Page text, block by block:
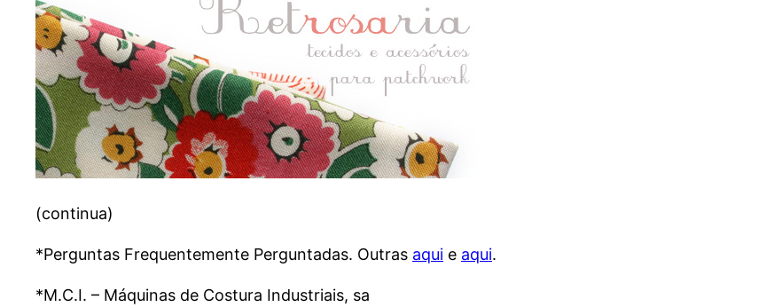
(continua)
*Perguntas Frequentemente Perguntadas. Outras aqui e aqui.
*M.C.I. – Máquinas de Costura Industriais, sa